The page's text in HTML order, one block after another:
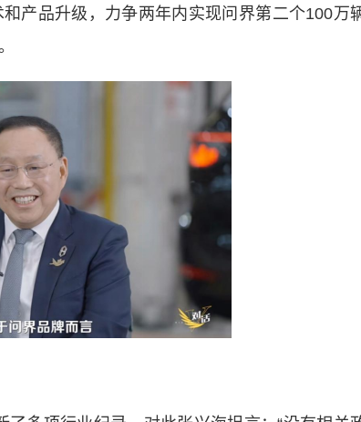
产品升级，力争两年内实现问界第二个100万